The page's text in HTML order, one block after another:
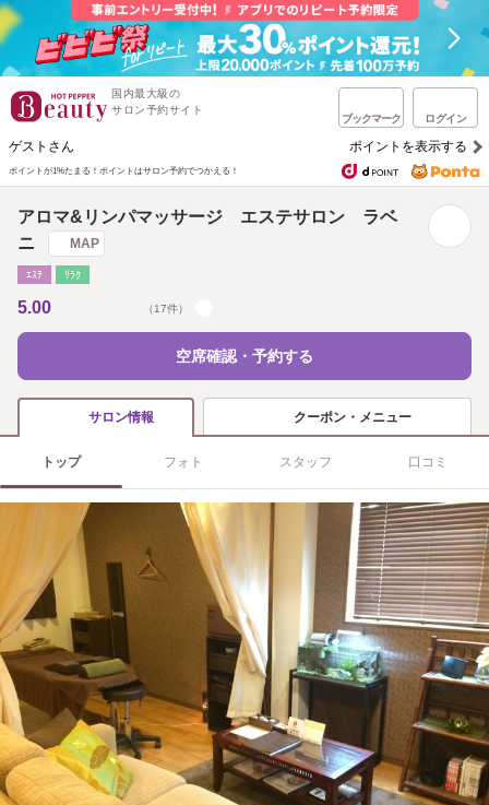
国内最大級の
サロン予約サイト
ブックマーク ログイン
ゲストさん ポイントを表示する
ポイントが1%たまる！ ポイントはサロン予約でつかえる！
アロマ&リンパマッサージ エステサロン ラベ
ニ
MAP
ｴｽﾃ ﾘﾗｸ
5.00 （17件）
空席確認・予約する
サロン情報 クーポン・メニュー
トップ フォト スタッフ 口コミ